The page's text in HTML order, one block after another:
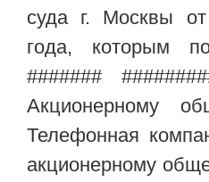
суда г. Москвы
года, которым
#######
Акционерному
Телефонная
акционерному